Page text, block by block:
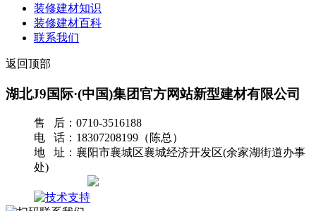
装修建材知识
装修建材百科
联系我们
返回顶部
湖北J9国际·(中国)集团官方网站新型建材有限公司
售 后：0710-3516188
电 话：18307208199（陈总）
地 址：襄阳市襄城区襄城经济开发区(余家湖街道办事
处)